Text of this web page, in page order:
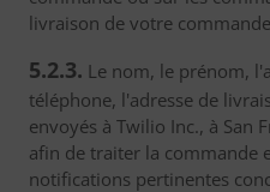
livraison de votre
5.2.3. Le nom, le prénom,
téléphone, l'adresse de
envoyés à Twilio Inc., à San
afin de traiter la commande
notifications pertinentes